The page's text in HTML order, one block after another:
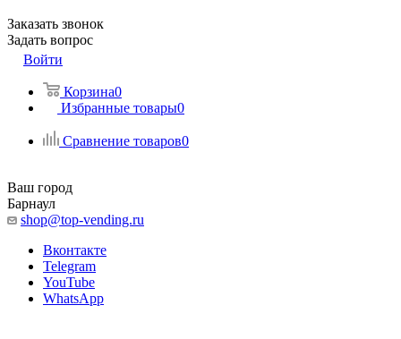
Заказать звонок
Задать вопрос
Войти
Корзина0
Избранные товары0
Сравнение товаров0
Ваш город
Барнаул
shop@top-vending.ru
Вконтакте
Telegram
YouTube
WhatsApp